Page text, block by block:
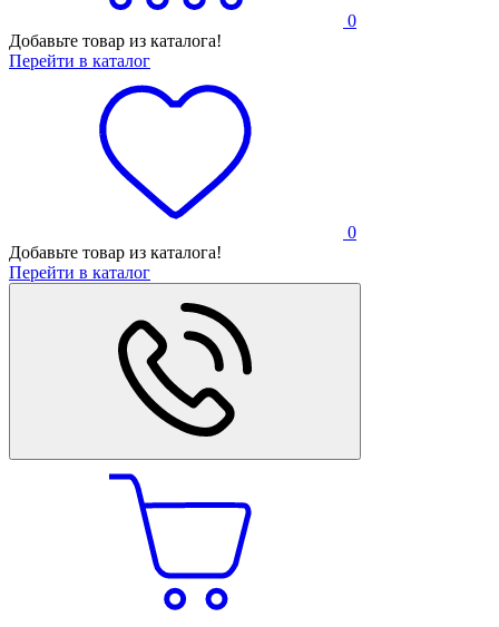
0
Добавьте товар из каталога!
Перейти в каталог
0
Добавьте товар из каталога!
Перейти в каталог